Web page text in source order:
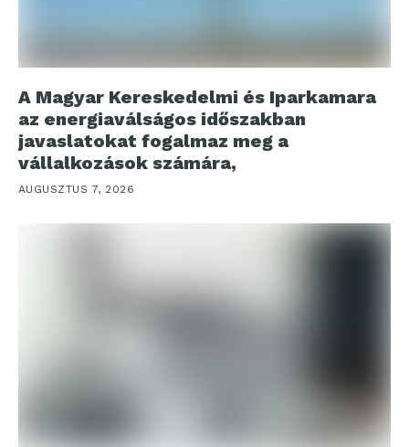
A Magyar Kereskedelmi és Iparkamara
az energiaválságos időszakban
javaslatokat fogalmaz meg a
vállalkozások számára,
AUGUSZTUS 7, 2026